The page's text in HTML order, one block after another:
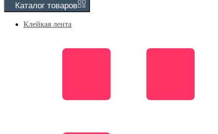
Каталог товаров
Клейкая лента